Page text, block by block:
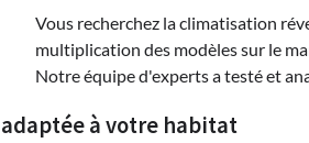
Vous recherchez la climatisation
multiplication des modèles sur le
Notre équipe d'experts a testé et
à votre habitat